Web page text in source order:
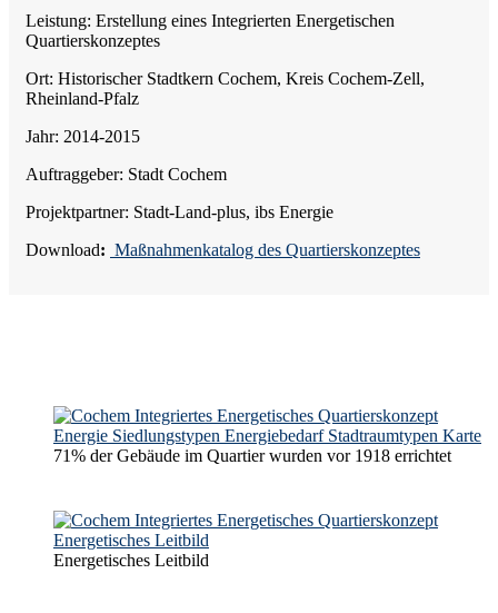
Leistung: Erstellung eines Integrierten Energetischen
Quartierskonzeptes
Ort: Historischer Stadtkern Cochem, Kreis Cochem-Zell,
Rheinland-Pfalz
Jahr: 2014-2015
Auftraggeber: Stadt Cochem
Projektpartner: Stadt-Land-plus, ibs Energie
Download: Maßnahmenkatalog des Quartierskonzeptes
71% der Gebäude im Quartier wurden vor 1918 errichtet
Energetisches Leitbild